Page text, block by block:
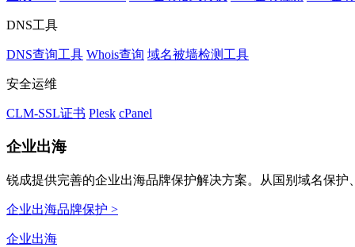
DNS工具
DNS查询工具 Whois查询 域名被墙检测工具
安全运维
CLM-SSL证书 Plesk cPanel
企业出海
锐成提供完善的企业出海品牌保护解决方案。从国别域名保
企业出海品牌保护 >
企业出海